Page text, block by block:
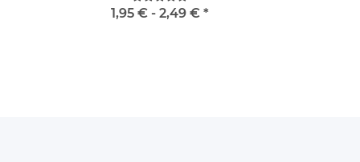
1,95 € - 2,49 € *